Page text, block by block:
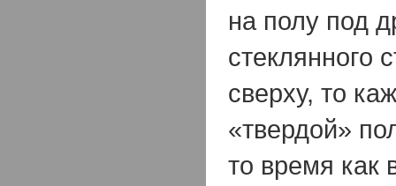
на полу под
стеклянного
сверху, то
«твердой»
то время как